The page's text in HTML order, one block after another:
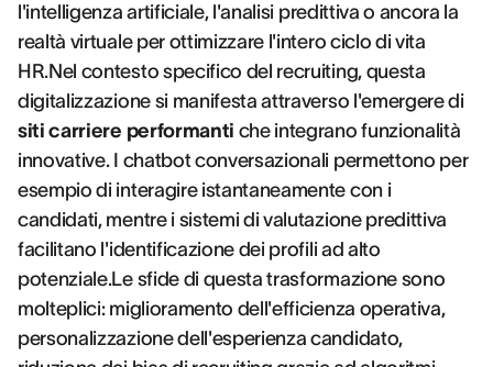
l'intelligenza artificiale, l'analisi predittiva o ancora la
realtà virtuale per ottimizzare l'intero ciclo di vita
HR.Nel contesto specifico del recruiting, questa
digitalizzazione si manifesta attraverso l'emergere di
siti carriere performanti che integrano funzionalità
innovative. I chatbot conversazionali permettono per
esempio di interagire istantaneamente con i
candidati, mentre i sistemi di valutazione predittiva
facilitano l'identificazione dei profili ad alto
potenziale.Le sfide di questa trasformazione sono
molteplici: miglioramento dell'efficienza operativa,
personalizzazione dell'esperienza candidato,